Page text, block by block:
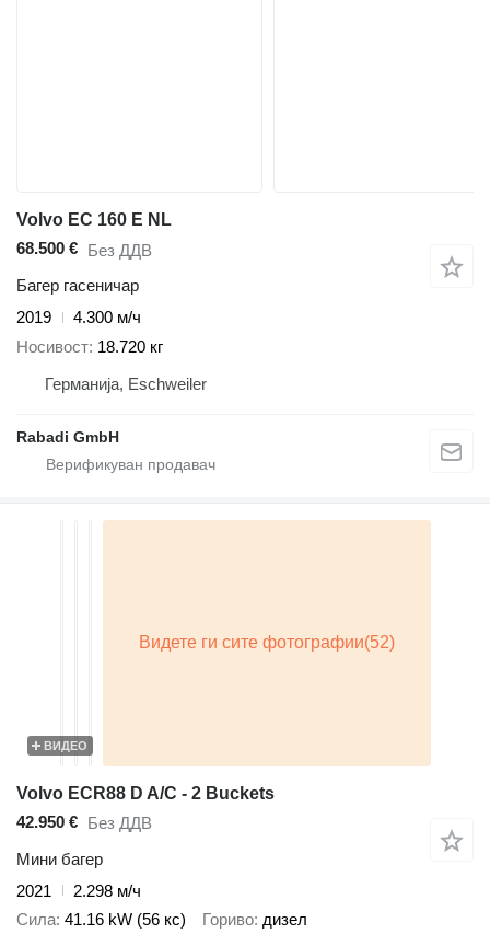
Volvo EC 160 E NL
68.500 € Без ДДВ
Багер гасеничар
2019
4.300 м/ч
Носивост 18.720 кг
Германија, Eschweiler
Rabadi GmbH
ВИДЕО
Volvo ECR88 D A/C - 2 Buckets
42.950 € Без ДДВ
Мини багер
2021
2.298 м/ч
Сила 41.16 kW (56 кс) Гориво дизел